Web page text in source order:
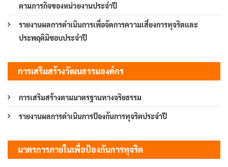
ตามภารกิจของหน่วยงานประจำปี
รายงานผลการดำเนินการเพื่อจัดการความเสี่ยงการทุจริตและ
ประพฤติมิชอบประจำปี
การเสริมสร้างวัฒนธรรมองค์กร
การเสริมสร้างตามมาตรฐานทางจริยธรรม
รายงานผลการดำเนินการป้องกันการทุจริตประจำปี
มาตรการภายในเพื่อป้องกันการทุจริต